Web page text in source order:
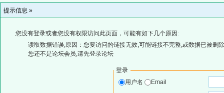
提示信息 »
您没有登录或者您没有权限访问此页面，可能有如下几个原因:
读取数据错误,原因：您要访问的链接无效,可能链接不完整,或数据已被删
您还不是论坛会员,请先登录论坛
登录
用户名
Email